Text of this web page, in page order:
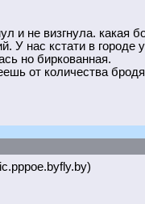
и не визгнула. какая
У нас кстати в городе
но биркованная.
от количества